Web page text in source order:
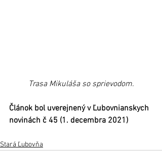
Trasa Mikuláša so sprievodom.
Článok bol uverejnený v Ľubovnianskych
novinách č 45 (1. decembra 2021)
Stará Ľubovňa